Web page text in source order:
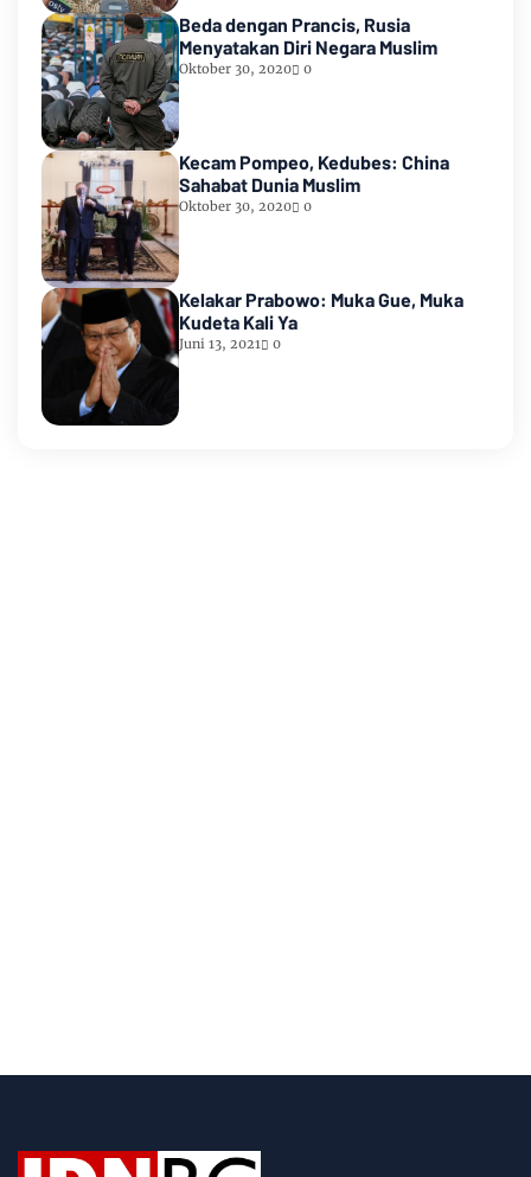
Beda dengan Prancis, Rusia
Menyatakan Diri Negara Muslim
Oktober 30, 2020 0
Kecam Pompeo, Kedubes: China
Sahabat Dunia Muslim
Oktober 30, 2020 0
Kelakar Prabowo: Muka Gue, Muka
Kudeta Kali Ya
Juni 13, 2021 0